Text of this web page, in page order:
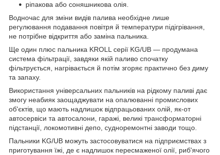
ріпакова або соняшникова олія.
Водночас для зміни видів палива необхідне лише
регулювання подавання повітря й температури підігрівання,
не потрібне відкриття або заміна пальника.
Ще один плюс пальника KROLL серії KG/UB — продумана
система фільтрації, завдяки якій паливо спочатку
фільтрується, нагрівається й потім згоряє практично без диму
та запаху.
Використання універсальних пальників на рідкому паливі дає
змогу неабияк заощаджувати на опалюванні промислових
об'єктів, що мають надлишок відпрацьованих олій, як-от
автосервіси та автосалони, гаражі, великі трансформаторні
підстанції, локомотивні депо, судноремонтні заводи тощо.
Пальники KG/UB можуть застосовуватися на підприємствах з
приготування їжі, де є надлишок пересмаженої олії, риб'ячого